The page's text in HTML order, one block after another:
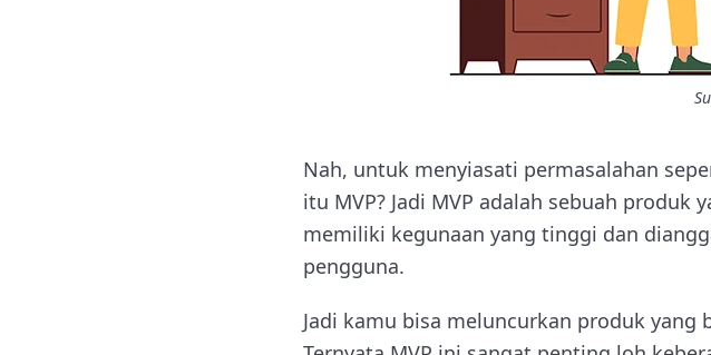
Nah, untuk menyiasati permasalahan
itu MVP? Jadi MVP adalah sebuah
memiliki kegunaan yang tinggi dan
pengguna.
Jadi kamu bisa meluncurkan produk